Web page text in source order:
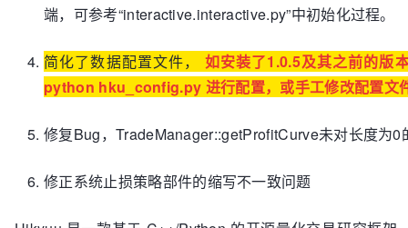
端，可参考“interactive.interactive.py”中初始化过程。
简化了数据配置文件， 如安装了1.0.5及其之前的版
python hku_config.py 进行配置，或手工修改配置文
修复Bug，TradeManager::getProfitCurve未对长度为0
修正系统止损策略部件的缩写不一致问题